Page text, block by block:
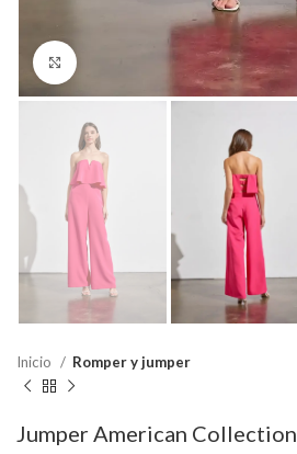
Inicio Romper y jumper
Jumper American Collection